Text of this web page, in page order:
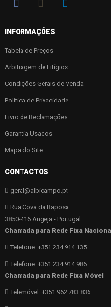
INFORMAÇÕES
Tabela de Preços
Arbitragem de Litígios
Condições Gerais de Venda
Politica de Privacidade
Livro de Reclamações
Garantia Usados
Mapa do Site
CONTACTOS
geral@albicampo.pt
Rua Cova da Raposa
3850-416 Angeja - Portugal
Chamada para Rede Fixa Nacional
Telefone: +351 234 914 135
Telefone: +351 234 914 986
Chamada para Rede Fixa Móvel
Telemóvel: +351 962 783 836